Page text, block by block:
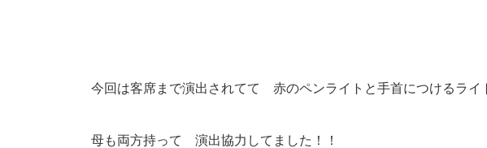
今回は客席まで演出されてて 赤のペンライトと手首につけるライ
母も両方持って 演出協力してました！！